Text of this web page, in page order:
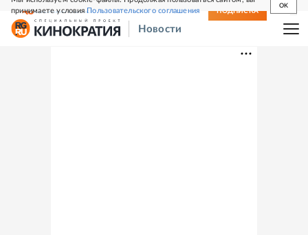
принимаете условияПользовательского соглашения
OK
СВЕЖИЙ НОМЕР ПОДПИСКА
Новости